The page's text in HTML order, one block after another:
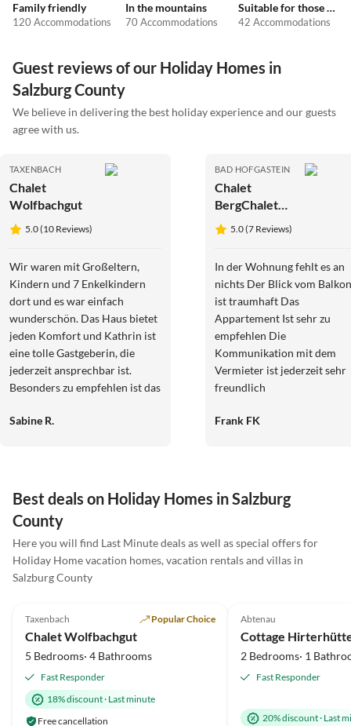
Family friendly
120 Accommodations
In the mountains
70 Accommodations
Suitable for those with allergies
42 Accommodations
Guest reviews of our Holiday Homes in
Salzburg County
We believe in delivering the best holiday experience and our guests
agree with us.
TAXENBACH
Chalet
Wolfbachgut
5.0 (10 Reviews)
Wir waren mit Großeltern,
Kindern und 7 Enkelkindern
dort und es war einfach
wunderschön. Das Haus bietet
jeden Komfort und Kathrin ist
eine tolle Gastgeberin, die
jederzeit ansprechbar ist.
Besonders zu empfehlen ist das
Alleinlage ohne Autoverkehr
Spielplatz und einen
Wasserplatz. Alles ist gut
überschaubar und die
Erwachsenen können
entspannt vor dem Haus sitzen
und haben die Kinder jederzeit
Haus selbst ist sehr gut
ausgestattet und auch hier
kindgerecht: die Deko ist
rustikal und wenn wirklich mal
etwas umfällt, geht es nicht
Sabine R.
BAD HOFGASTEIN
Chalet
BergChalet
Breitenberg
5.0 (7 Reviews)
In der Wohnung fehlt es an
nichts Der Blick vom Balkon
ist traumhaft Das
Appartement Ist sehr zu
empfehlen Die
Kommunikation mit dem
Vermieter ist jederzeit sehr
freundlich
Frank FK
Best deals on Holiday Homes in Salzburg
County
Here you will find Last Minute deals as well as special offers for
Holiday Home vacation homes, vacation rentals and villas in
Salzburg County
Taxenbach Popular Choice
Chalet Wolfbachgut
5 Bedrooms· 4 Bathrooms
Fast Responder
18% discount· Last minute
Free cancellation
Abtenau
2 Bedrooms· 1
Fast Responder
20% discount· Last